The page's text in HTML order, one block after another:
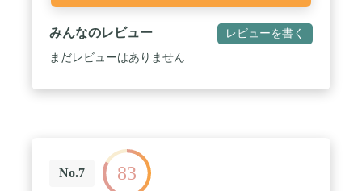
みんなのレビュー レビューを書く
まだレビューはありません
No.7 83